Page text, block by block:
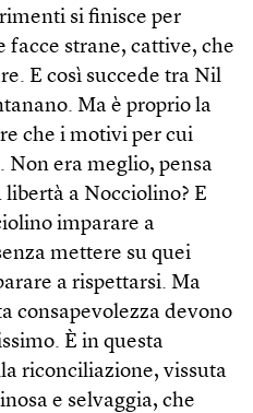
si finisce per
facce strane, cattive, che
E così succede tra Nil
Ma è proprio la
che i motivi per cui
era meglio, pensa
a Nocciolino? E
imparare a
mettere su quei
a rispettarsi. Ma
consapevolezza devono
È in questa
riconciliazione, vissuta
e selvaggia, che